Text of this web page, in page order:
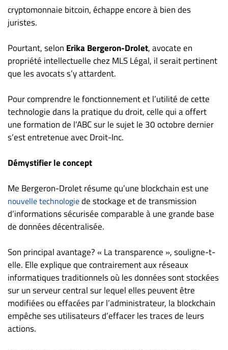
Espace
entreprises
entreprises
Publier
un
Publicité
Solutions de
recrutements
NOUS
Nous
joindre
À
Infolettre
S’abonner
FAQ
Politique de
confidentialité
cryptomonnaie bitcoin, échappe encore à bien des
juristes.
Pourtant, selon Erika Bergeron-Drolet, avocate en
propriété intellectuelle chez MLS Légal, il serait pertinent
que les avocats s’y attardent.
Pour comprendre le fonctionnement et l’utilité de cette
technologie dans la pratique du droit, celle qui a offert
une formation de l’ABC sur le sujet le 30 octobre dernier
s’est entretenue avec Droit-Inc.
Démystifier le concept
Me Bergeron-Drolet résume qu’une blockchain est une
nouvelle technologiede stockage et de transmission
d’informations sécurisée comparable à une grande base
de données décentralisée.
Son principal avantage? « La transparence », souligne-t-
elle. Elle explique que contrairement aux réseaux
informatiques traditionnels où les données sont stockées
sur un serveur central sur lequel elles peuvent être
modifiées ou effacées par l’administrateur, la blockchain
empêche ses utilisateurs d’effacer les traces de leurs
actions.